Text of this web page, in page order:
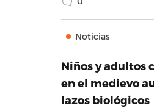
Noticias
Niños y adultos
en el medievo
lazos biológicos